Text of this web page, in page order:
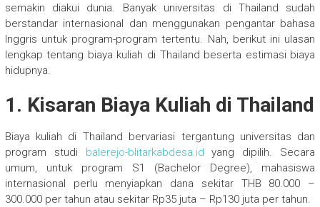
semakin diakui dunia. Banyak universitas di Thailand sudah
berstandar internasional dan menggunakan pengantar bahasa
Inggris untuk program-program tertentu. Nah, berikut ini ulasan
lengkap tentang biaya kuliah di Thailand beserta estimasi biaya
hidupnya.
1. Kisaran Biaya Kuliah di Thailand
Biaya kuliah di Thailand bervariasi tergantung universitas dan
program studi balerejo-blitarkabdesa.id yang dipilih. Secara
umum, untuk program S1 (Bachelor Degree), mahasiswa
internasional perlu menyiapkan dana sekitar THB 80.000 –
300.000 per tahun atau sekitar Rp35 juta – Rp130 juta per tahun.